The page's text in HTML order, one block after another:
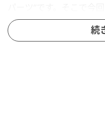
く使えて、効率よく「
プロも太鼓判を押す実続